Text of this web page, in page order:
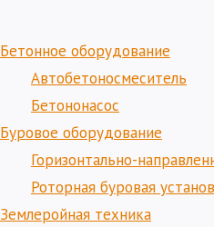
Бетонное оборудование
Автобетоносмеситель
Бетононасос
Буровое оборудование
Горизонтально-
Роторная буровая
Землеройная техника